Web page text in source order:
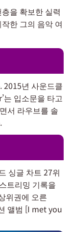
을 확보한 실력
한 그의 음악 여
2015년 사운드클
는 입소문을 타고
서 라우브를 솔
싱글 차트 27위
트리밍 기록을
위권에 오른
앨범 [I met you